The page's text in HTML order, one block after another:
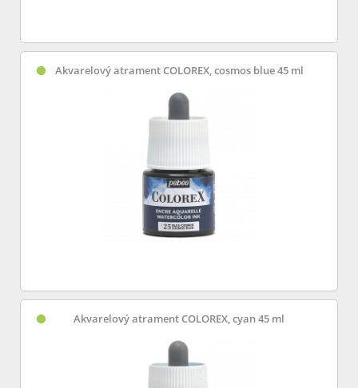
Akvarelový atrament COLOREX, cosmos blue 45 ml
Akvarelový atrament COLOREX, cyan 45 ml